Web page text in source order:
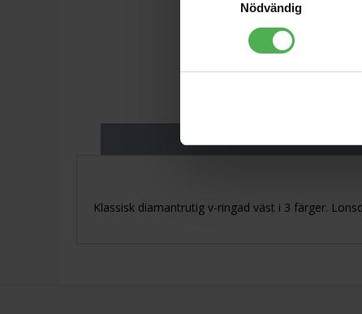
Nödvändig
Klassisk diamantrutig v-ringad väst i 3 färger.